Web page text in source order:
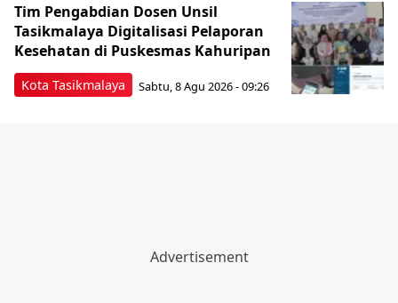
Kota Tasikmalaya
Tim Pengabdian Dosen Unsil
Tasikmalaya Digitalisasi Pelaporan
Kesehatan di Puskesmas Kahuripan
Sabtu, 8 Agu 2026 - 09:26